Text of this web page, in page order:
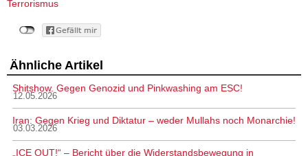
Terrorismus
Ähnliche Artikel
Shitshow. Gegen Genozid und Pinkwashing am ESC!
12.05.2026
Iran: Gegen Krieg und Diktatur – weder Mullahs noch Monarchie!
03.03.2026
„ICE OUT!“ – Bericht über die Widerstandsbewegung in